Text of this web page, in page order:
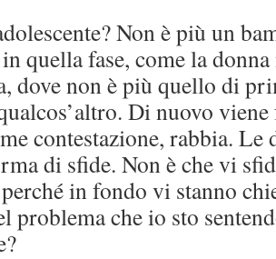
Non è più un
quella fase, come la
dove non è più quello di
Di nuovo
contestazione, rabbia. Le
di sfide. Non è che vi
in fondo vi stanno
problema che io sto